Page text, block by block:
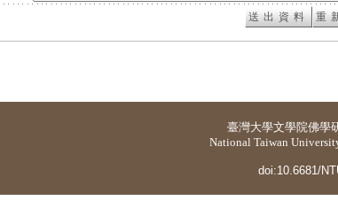
臺灣大學文學院佛學
National Taiwan
doi:10.6681/